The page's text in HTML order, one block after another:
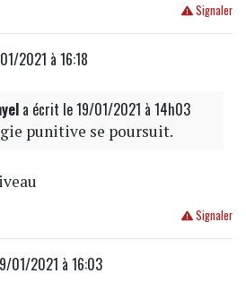
Signaler
2021 à 16:18
a écrit le 19/01/2021 à 14h03
punitive se poursuit.
Signaler
01/2021 à 16:03